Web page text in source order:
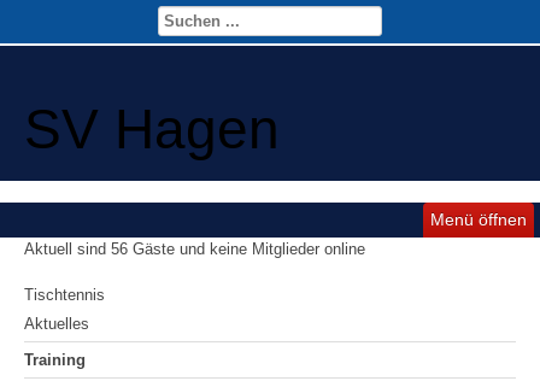
SV Hagen
Menü öffnen
Aktuell sind 56 Gäste und keine Mitglieder online
Tischtennis
Aktuelles
Training